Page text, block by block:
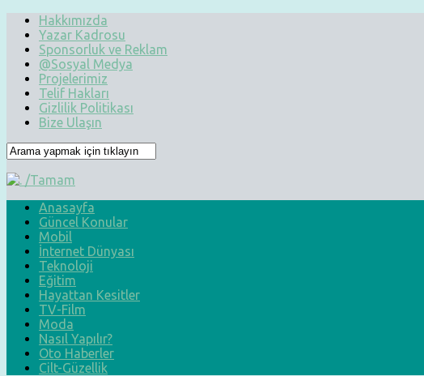
Hakkımızda
Yazar Kadrosu
Sponsorluk ve Reklam
@Sosyal Medya
Projelerimiz
Telif Hakları
Gizlilik Politikası
Bize Ulaşın
Anasayfa
Güncel Konular
Mobil
İnternet Dünyası
Teknoloji
Eğitim
Hayattan Kesitler
TV-Film
Moda
Nasıl Yapılır?
Oto Haberler
Cilt-Güzellik